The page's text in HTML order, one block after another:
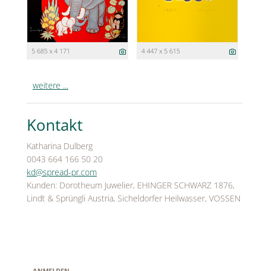
5 685 x 4 171 4 447 x 5 615
weitere ...
Kontakt
Katharina Dulberg
0043 664 166 50 20
kd@spread-pr.com
Kunden: Dorotheum Juwelier, EHINGER SCHWARZ 1876,
Lindt & Sprüngli Austria, Sicheldorfer Heilwasser, VOSSEN